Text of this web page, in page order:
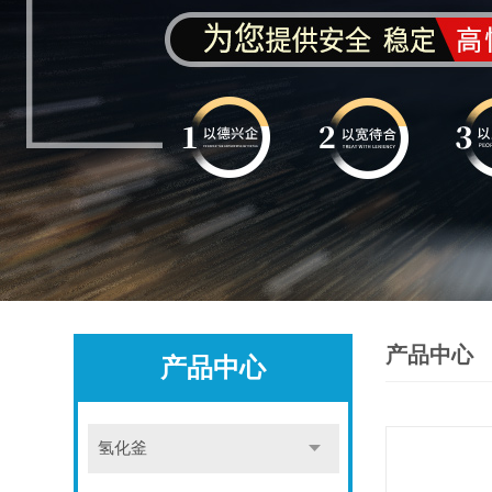
产品中心
氢化釜
产品中心